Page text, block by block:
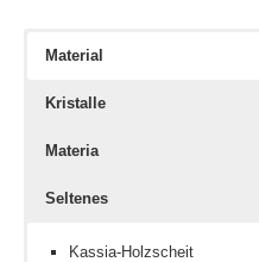
Material
Kristalle
Materia
Seltenes
Kassia-Holzscheit